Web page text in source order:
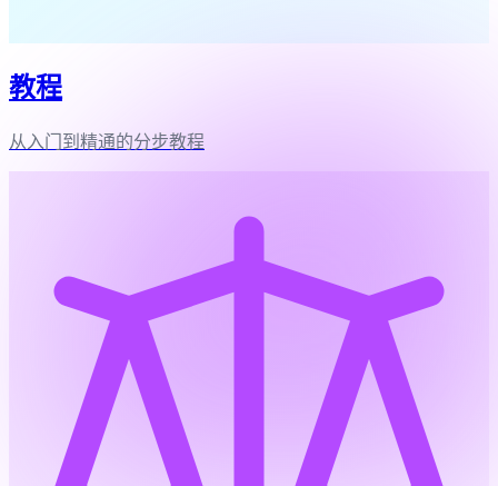
教程
从入门到精通的分步教程